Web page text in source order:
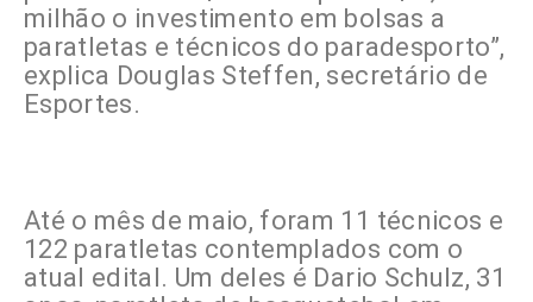
milhão o investimento em bolsas a
paratletas e técnicos do paradesporto”,
explica Douglas Steffen, secretário de
Esportes.
Até o mês de maio, foram 11 técnicos e
122 paratletas contemplados com o
atual edital. Um deles é Dario Schulz, 31